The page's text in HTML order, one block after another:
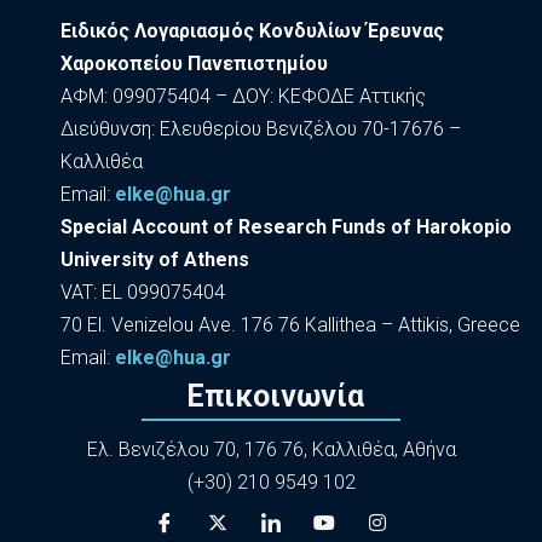
Ειδικός Λογαριασμός Κονδυλίων Έρευνας
Χαροκοπείου Πανεπιστημίου
ΑΦΜ: 099075404 – ΔΟΥ: ΚΕΦΟΔΕ Αττικής
Διεύθυνση: Ελευθερίου Βενιζέλου 70-17676 –
Καλλιθέα
Εmail: elke@hua.gr
Special Account of Research Funds of Harokopio
University of Athens
VAT: EL 099075404
70 El. Venizelou Ave. 176 76 Kallithea – Attikis, Greece
Εmail: elke@hua.gr
Επικοινωνία
Ελ. Βενιζέλου 70, 176 76, Καλλιθέα, Αθήνα
(+30) 210 9549 102